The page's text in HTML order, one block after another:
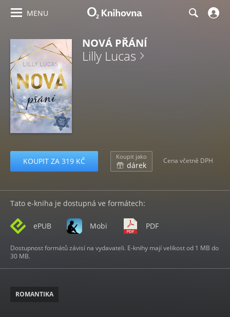
MENU
NOVÁ PŘÁNÍ
Lilly Lucas
KOUPIT ZA 319 KČ Koupit jako
dárek Cena včetně DPH
Tato e-kniha je dostupná ve formátech:
ePUB Mobi PDF
Dostupnost formátů závisí na vydavateli. E-knihy mají velikost od 1 MB do
30 MB.
ROMANTIKA